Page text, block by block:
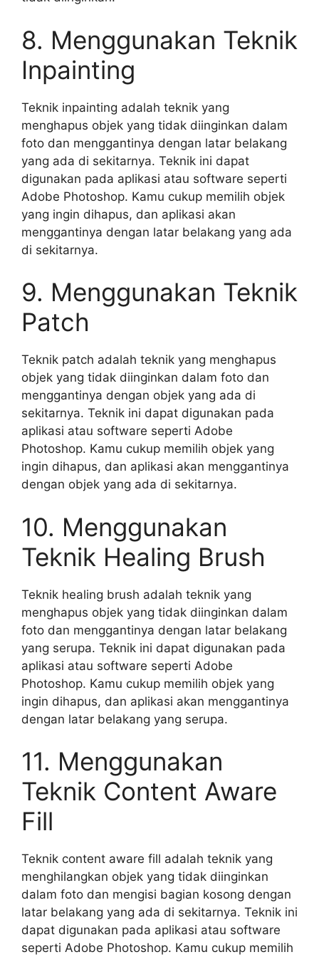
8. Menggunakan Teknik
Inpainting
Teknik inpainting adalah teknik yang
menghapus objek yang tidak diinginkan dalam
foto dan menggantinya dengan latar belakang
yang ada di sekitarnya. Teknik ini dapat
digunakan pada aplikasi atau software seperti
Adobe Photoshop. Kamu cukup memilih objek
yang ingin dihapus, dan aplikasi akan
menggantinya dengan latar belakang yang ada
di sekitarnya.
9. Menggunakan Teknik
Patch
Teknik patch adalah teknik yang menghapus
objek yang tidak diinginkan dalam foto dan
menggantinya dengan objek yang ada di
sekitarnya. Teknik ini dapat digunakan pada
aplikasi atau software seperti Adobe
Photoshop. Kamu cukup memilih objek yang
ingin dihapus, dan aplikasi akan menggantinya
dengan objek yang ada di sekitarnya.
10. Menggunakan
Teknik Healing Brush
Teknik healing brush adalah teknik yang
menghapus objek yang tidak diinginkan dalam
foto dan menggantinya dengan latar belakang
yang serupa. Teknik ini dapat digunakan pada
aplikasi atau software seperti Adobe
Photoshop. Kamu cukup memilih objek yang
ingin dihapus, dan aplikasi akan menggantinya
dengan latar belakang yang serupa.
11. Menggunakan
Teknik Content Aware
Fill
Teknik content aware fill adalah teknik yang
menghilangkan objek yang tidak diinginkan
dalam foto dan mengisi bagian kosong dengan
latar belakang yang ada di sekitarnya. Teknik ini
dapat digunakan pada aplikasi atau software
seperti Adobe Photoshop. Kamu cukup memilih